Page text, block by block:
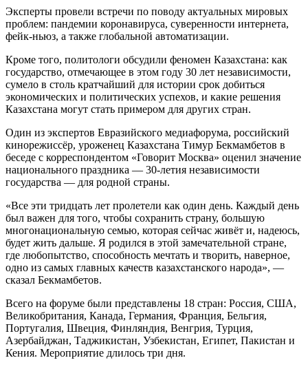
Эксперты провели встречи по поводу актуальных мировых
проблем: пандемии коронавируса, суверенности интернета,
фейк-ньюз, а также глобальной автоматизации.
Кроме того, политологи обсудили феномен Казахстана: как
государство, отмечающее в этом году 30 лет независимости,
сумело в столь кратчайший для истории срок добиться
экономических и политических успехов, и какие решения
Казахстана могут стать примером для других стран.
Один из экспертов Евразийского медиафорума, российский
кинорежиссёр, уроженец Казахстана Тимур Бекмамбетов в
беседе с корреспондентом «Говорит Москва» оценил значение
национального праздника — 30-летия независимости
государства — для родной страны.
«Все эти тридцать лет пролетели как один день. Каждый день
был важен для того, чтобы сохранить страну, большую
многонациональную семью, которая сейчас живёт и, надеюсь,
будет жить дальше. Я родился в этой замечательной стране,
где любопытство, способность мечтать и творить, наверное,
одно из самых главных качеств казахстанского народа», —
сказал Бекмамбетов.
Всего на форуме были представлены 18 стран: Россия, США,
Великобритания, Канада, Германия, Франция, Бельгия,
Португалия, Швеция, Финляндия, Венгрия, Турция,
Азербайджан, Таджикистан, Узбекистан, Египет, Пакистан и
Кения. Мероприятие длилось три дня.